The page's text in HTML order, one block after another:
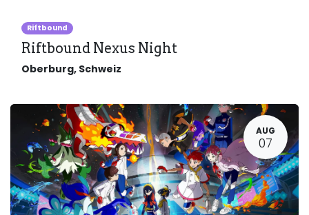
Riftbound
Riftbound Nexus Night
Oberburg, Schweiz
AUG
07